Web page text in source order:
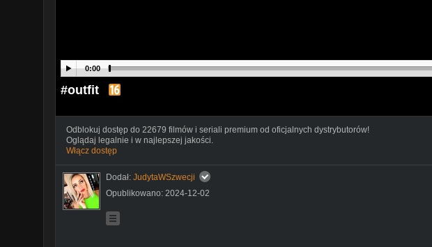
0:00
#outfit
Odblokuj dostęp do 22679 filmów i seriali premium od oficjalnych dystrybutorów!
Oglądaj legalnie i w najlepszej jakości.
Włącz dostęp
Dodał: JudytaWSzwecji
Opublikowano: 2024-12-02